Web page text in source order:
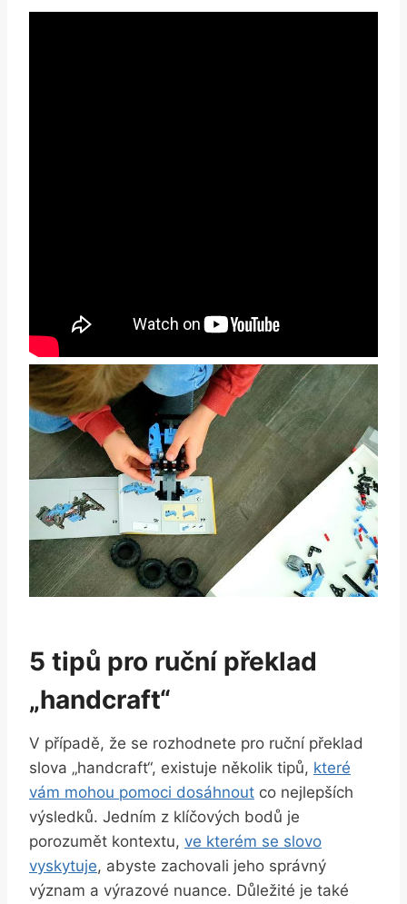
5 tipů pro ruční překlad
„handcraft“
V případě, že se rozhodnete pro ruční překlad
slova „handcraft“, existuje několik tipů, které
vám mohou pomoci dosáhnout co nejlepších
výsledků. Jedním z klíčových bodů je
porozumět kontextu, ve kterém se slovo
vyskytuje, abyste zachovali jeho správný
význam a výrazové nuance. Důležité je také